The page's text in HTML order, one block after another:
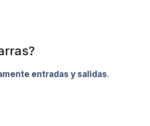
entradas y salidas.